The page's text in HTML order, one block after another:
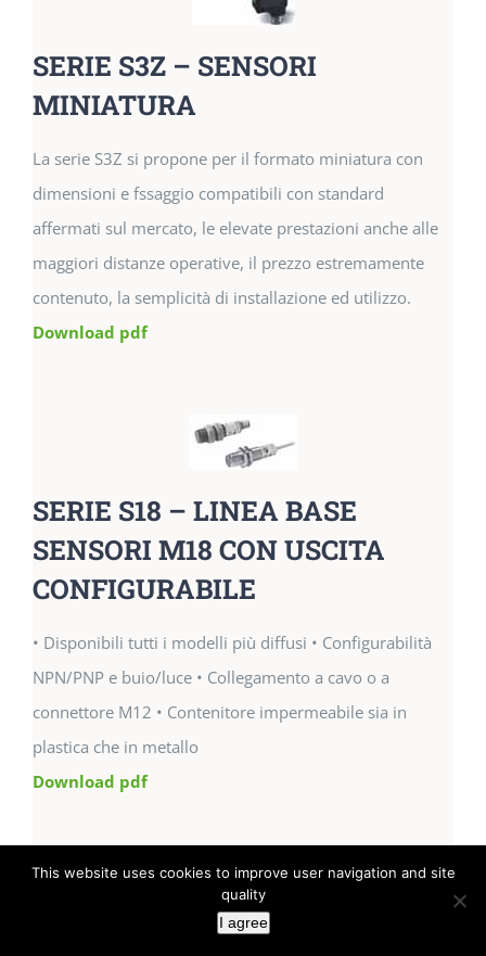
SERIE S3Z – SENSORI
MINIATURA
La serie S3Z si propone per il formato miniatura con
dimensioni e fssaggio compatibili con standard
affermati sul mercato, le elevate prestazioni anche alle
maggiori distanze operative, il prezzo estremamente
contenuto, la semplicità di installazione ed utilizzo.
Download pdf
SERIE S18 – LINEA BASE
SENSORI M18 CON USCITA
CONFIGURABILE
• Disponibili tutti i modelli più diffusi • Configurabilità
NPN/PNP e buio/luce • Collegamento a cavo o a
connettore M12 • Contenitore impermeabile sia in
plastica che in metallo
Download pdf
This website uses cookies to improve user navigation and site
quality
I agree